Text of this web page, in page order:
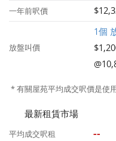
一年前呎價
放盤叫價
1個
* 有關屋苑平均成交呎價是使
最新租賃市場
平均成交呎租 --